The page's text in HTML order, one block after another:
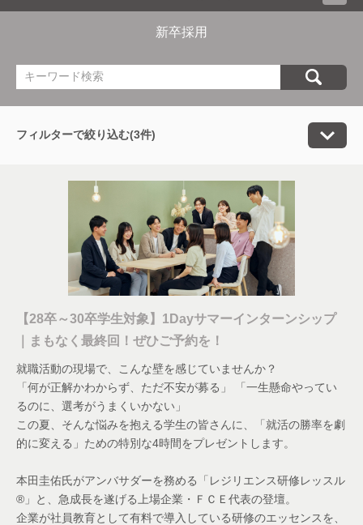
新卒採用
営業（キャリア採用）
カスタマーサクセス／スーパーバイザー（…
マーケティング／エンジニア（キャリア採…
管理部門（キャリア採用）
まずカジュアル面談希望（キャリア採用）
フィルターで絞り込む(3件)
東京本社
【月給】350,000円～ ※年収例）新
卒5年目社員：年収950万円（信託型
【賞与】年2回予定
・中小企業診断士資格取得の特別支
援制度 合格祝金：100万円、資格合
格手当：上限5万円
・書籍購入補助 上限3,000円/月
【28卒～30卒学生対象】1Dayサマーインターンシップ
｜まもなく最終回！ぜひご予約を！
就職活動の現場で、こんな壁を感じていませんか？
「何が正解かわからず、ただ不安が募る」 「一生懸命やってい
るのに、選考がうまくいかない」
この夏、そんな悩みを抱える学生の皆さんに、「就活の勝率を劇
的に変える」ための特別な4時間をプレゼントします。
本田圭佑氏がアンバサダーを務める「レジリエンス研修レッスル
®」と、急成長を遂げる上場企業・ＦＣＥ代表の登壇。
企業が社員教育として有料で導入している研修のエッセンスを、